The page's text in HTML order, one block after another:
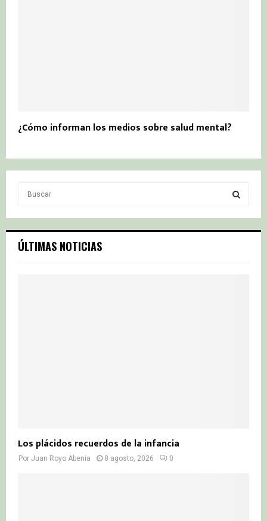
¿Cómo informan los medios sobre salud mental?
c
h
S
ÚLTIMAS NOTICIAS
Los plácidos recuerdos de la infancia
Por Juan Royo Abenia 8 agosto, 2026 0